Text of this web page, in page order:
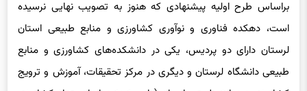
است، دهکده فناوری و نوآوری کشاورزی و منابع طبیعی استان
لرستان دارای دو پردیس، یکی در دانشکده‌های کشاورزی و منابع
طبیعی دانشگاه لرستان و دیگری در مرکز تحقیقات، آموزش و ترویج
کشاورزی و منابع طبیعی استان (وابسته به سازمان جهاد کشاورزی